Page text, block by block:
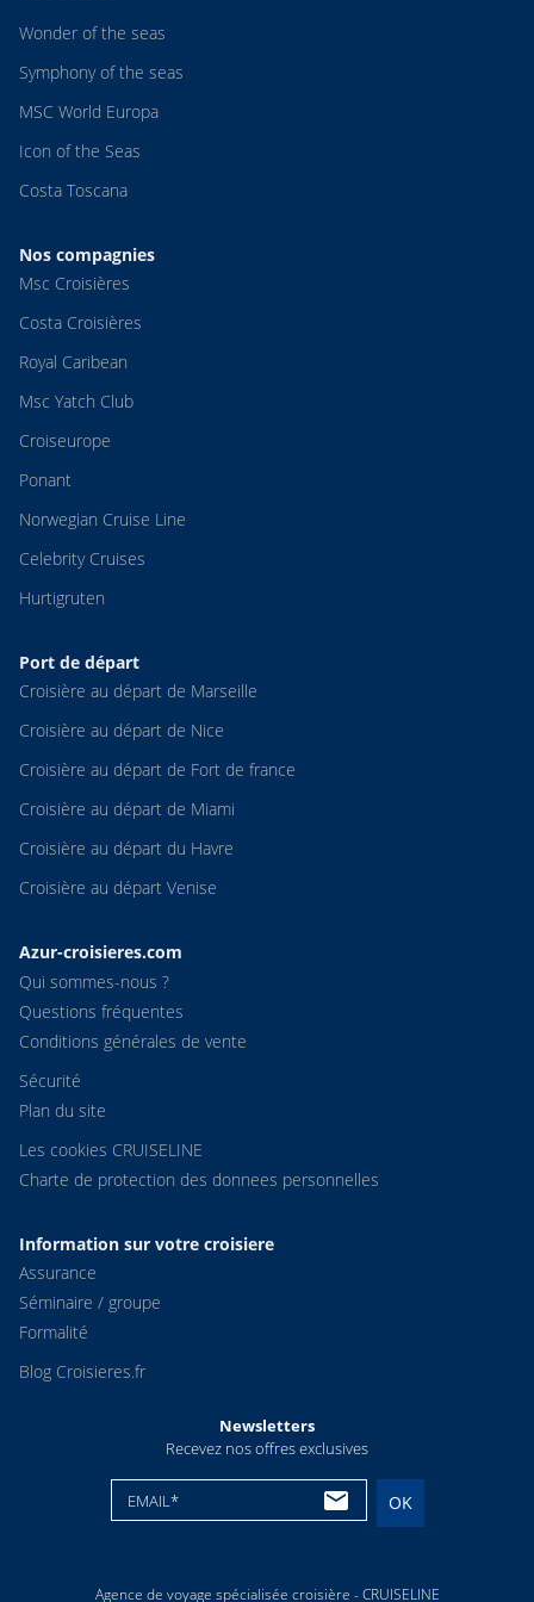
Wonder of the seas
Symphony of the seas
MSC World Europa
Icon of the Seas
Costa Toscana
Nos compagnies
Msc Croisières
Costa Croisières
Royal Caribean
Msc Yatch Club
Croiseurope
Ponant
Norwegian Cruise Line
Celebrity Cruises
Hurtigruten
Port de départ
Croisière au départ de Marseille
Croisière au départ de Nice
Croisière au départ de Fort de france
Croisière au départ de Miami
Croisière au départ du Havre
Croisière au départ Venise
Azur-croisieres.com
Qui sommes-nous ?
Questions fréquentes
Conditions générales de vente
Sécurité
Plan du site
Les cookies CRUISELINE
Charte de protection des donnees personnelles
Information sur votre croisiere
Assurance
Séminaire / groupe
Formalité
Blog Croisieres.fr
Newsletters
Recevez nos offres exclusives
EMAIL* OK
Agence de voyage spécialisée croisière - CRUISELINE